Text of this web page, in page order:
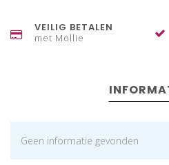
VEILIG BETALEN
met Mollie
Geen informatie gevonden